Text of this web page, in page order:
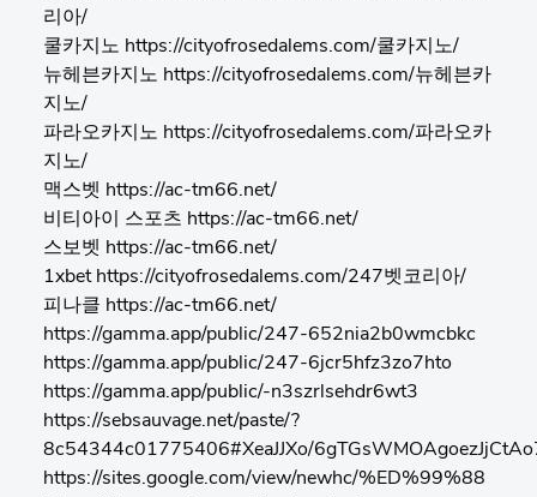
리아/
쿨카지노 https://cityofrosedalems.com/쿨카지노/
뉴헤븐카지노 https://cityofrosedalems.com/뉴헤븐카
지노/
파라오카지노 https://cityofrosedalems.com/파라오카
지노/
맥스벳 https://ac-tm66.net/
비티아이 스포츠 https://ac-tm66.net/
스보벳 https://ac-tm66.net/
1xbet https://cityofrosedalems.com/247벳코리아/
피나클 https://ac-tm66.net/
https://gamma.app/public/247-652nia2b0wmcbkc
https://gamma.app/public/247-6jcr5hfz3zo7hto
https://gamma.app/public/-n3szrlsehdr6wt3
https://sebsauvage.net/paste/?
8c54344c01775406#XeaJJXo/
https://sites.google.com/view/newhc/%ED%99%88